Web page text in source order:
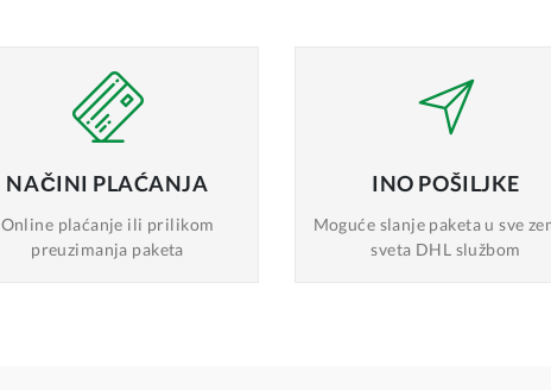
NAČINI PLAĆANJA
Online plaćanje ili prilikom
preuzimanja paketa
INO POŠILJKE
Moguće slanje paketa u sve
sveta DHL službom